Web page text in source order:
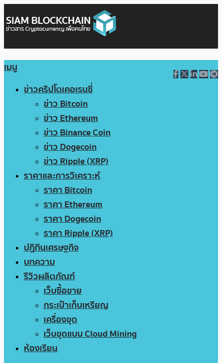
เมนู
ข่าวคริปโตเคอเรนซี่
ข่าว Bitcoin
ข่าว Ethereum
ข่าว Binance Coin
ข่าว Dogecoin
ข่าว Ripple (XRP)
ราคาและการวิเคราะห์
ราคา Bitcoin
ราคา Ethereum
ราคา Dogecoin
ราคา Ripple (XRP)
ปฏิทินเศรษฐกิจ
บทความ
รีวิวผลิตภัณฑ์
เว็บซื้อขาย
กระเป๋าเก็บเหรียญ
เครื่องขุด
เว็บขุดแบบ Cloud Mining
ห้องเรียน